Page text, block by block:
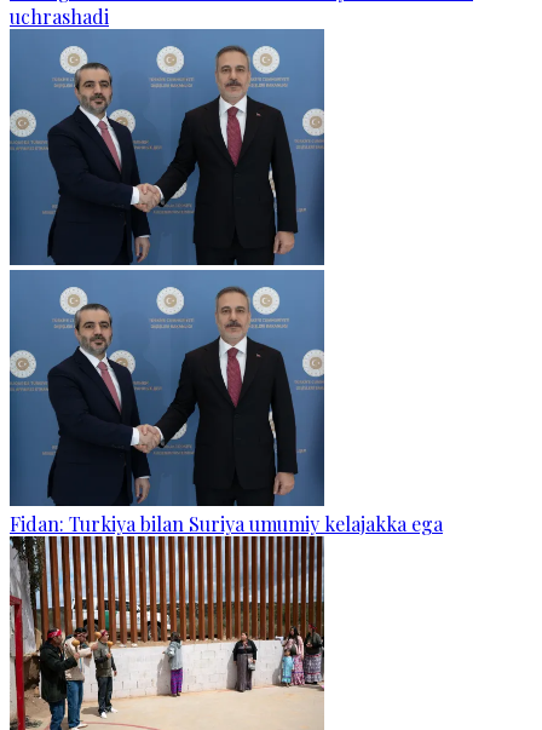
uchrashadi
Fidan: Turkiya bilan Suriya umumiy kelajakka ega